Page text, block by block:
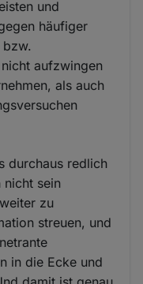
und
häufiger
aufzwingen
als auch
durchaus redlich
nicht sein
zu
streuen, und
in die Ecke und